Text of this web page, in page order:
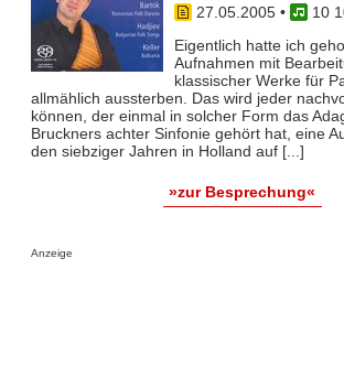
27.05.2005•
10
Eigentlich hatte ich
Aufnahmen mit
klassischer Werke für
allmählich aussterben. Das wird jeder
können, der einmal in solcher Form das
Bruckners achter Sinfonie gehört hat, eine
den siebziger Jahren in Holland auf [...]
»zur Besprechung«
Anzeige